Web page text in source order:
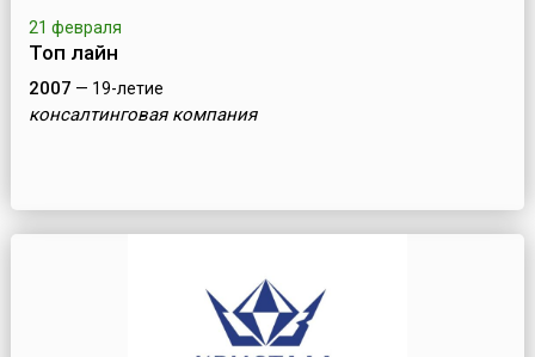
21 февраля
Топ лайн
2007 — 19-летие
консалтинговая компания